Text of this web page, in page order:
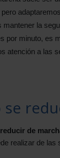
pero
mantener la
por minuto, es
atención a las
se
de
realizar de las